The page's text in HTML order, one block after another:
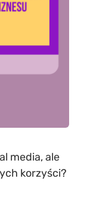
media, ale
korzyści?